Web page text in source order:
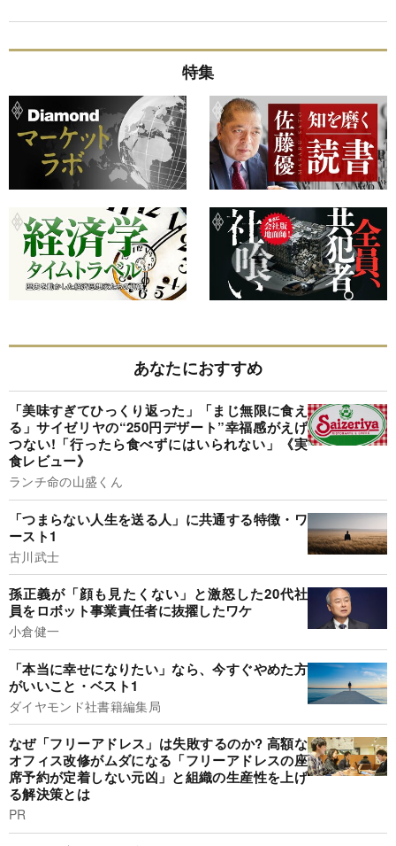
特集
あなたにおすすめ
「美味すぎてひっくり返った」「まじ無限に食え
る」サイゼリヤの“250円デザート”幸福感がえげ
つない!「行ったら食べずにはいられない」《実
食レビュー》
ランチ命の山盛くん
「つまらない人生を送る人」に共通する特徴・ワ
ースト1
古川武士
孫正義が「顔も見たくない」と激怒した20代社
員をロボット事業責任者に抜擢したワケ
小倉健一
「本当に幸せになりたい」なら、今すぐやめた方
がいいこと・ベスト1
ダイヤモンド社書籍編集局
なぜ「フリーアドレス」は失敗するのか? 高額な
オフィス改修がムダになる「フリーアドレスの座
席予約が定着しない元凶」と組織の生産性を上げ
る解決策とは
PR